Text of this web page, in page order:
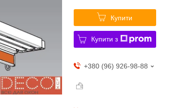
Купити
Купити з
+380 (96) 926-98-88